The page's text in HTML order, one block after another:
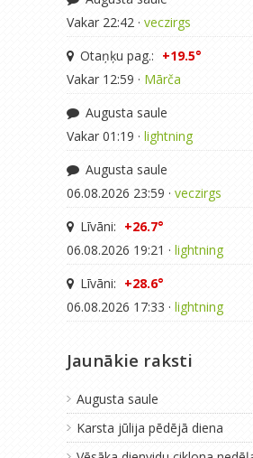
Vakar 22:42 · veczirgs
Otaņķu pag.: +19.5°
Vakar 12:59 · Mārča
Augusta saule
Vakar 01:19 · lightning
Augusta saule
06.08.2026 23:59 · veczirgs
Līvāni: +26.7°
06.08.2026 19:21 · lightning
Līvāni: +28.6°
06.08.2026 17:33 · lightning
Jaunākie raksti
Augusta saule
Karsta jūlija pēdējā diena